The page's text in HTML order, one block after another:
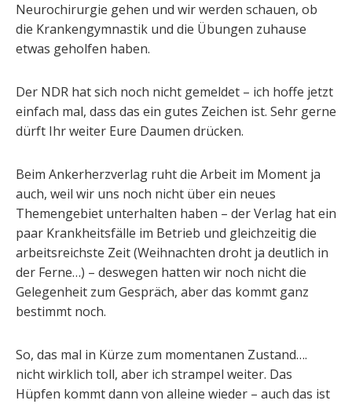
Neurochirurgie gehen und wir werden schauen, ob
die Krankengymnastik und die Übungen zuhause
etwas geholfen haben.
Der NDR hat sich noch nicht gemeldet – ich hoffe jetzt
einfach mal, dass das ein gutes Zeichen ist. Sehr gerne
dürft Ihr weiter Eure Daumen drücken.
Beim Ankerherzverlag ruht die Arbeit im Moment ja
auch, weil wir uns noch nicht über ein neues
Themengebiet unterhalten haben – der Verlag hat ein
paar Krankheitsfälle im Betrieb und gleichzeitig die
arbeitsreichste Zeit (Weihnachten droht ja deutlich in
der Ferne…) – deswegen hatten wir noch nicht die
Gelegenheit zum Gespräch, aber das kommt ganz
bestimmt noch.
So, das mal in Kürze zum momentanen Zustand….
nicht wirklich toll, aber ich strampel weiter. Das
Hüpfen kommt dann von alleine wieder – auch das ist